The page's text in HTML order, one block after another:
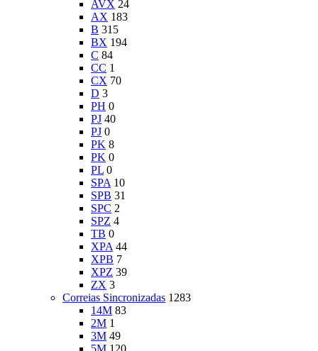
AVX 24
AX 183
B 315
BX 194
C 84
CC 1
CX 70
D 3
PH 0
PJ 40
PJ 0
PK 8
PK 0
PL 0
SPA 10
SPB 31
SPC 2
SPZ 4
TB 0
XPA 44
XPB 7
XPZ 39
ZX 3
Correias Sincronizadas 1283
14M 83
2M 1
3M 49